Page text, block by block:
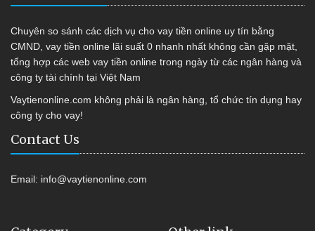
Chuyên so sánh các dịch vụ cho vay tiền online uy tín bằng
CMND, vay tiền online lãi suất 0 nhanh nhất không cần gặp mặt,
tổng hợp các web vay tiền online trong ngày từ các ngân hàng và
công ty tài chính tại Việt Nam
Vaytienonline.com không phải là ngân hàng, tổ chức tín dụng hay
công ty cho vay!
Contact Us
Email: info@vaytienonline.com